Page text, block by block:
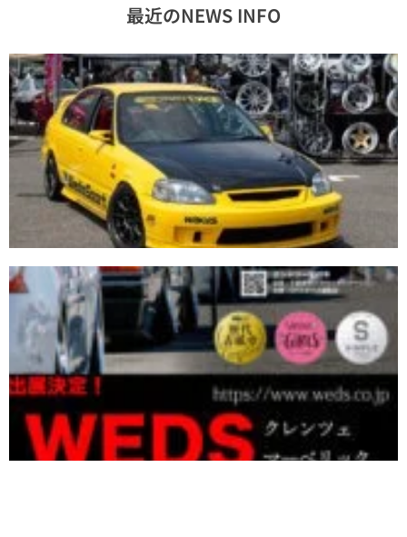
最近のNEWS INFO